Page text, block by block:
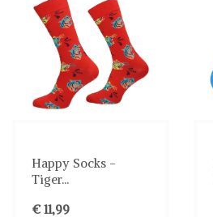
Happy Socks -
Tiger...
€ 11,99